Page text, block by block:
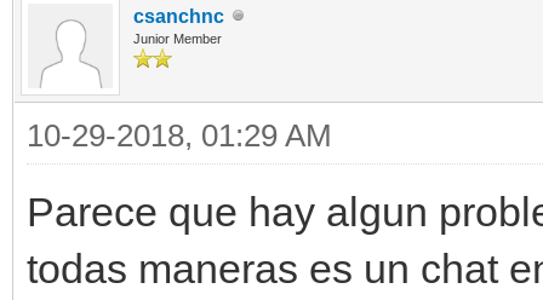
csanchnc
Junior Member
10-29-2018, 01:29 AM
Parece que hay algun
todas maneras es un chat